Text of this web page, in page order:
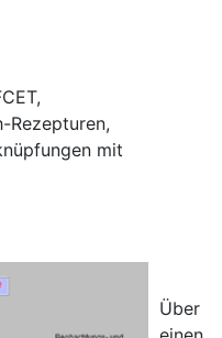
Rezepturen,
mit
Über